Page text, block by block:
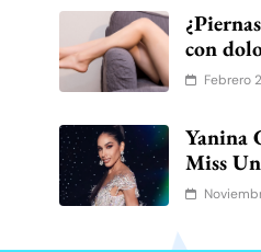
con
Febrero
Yanina
Miss